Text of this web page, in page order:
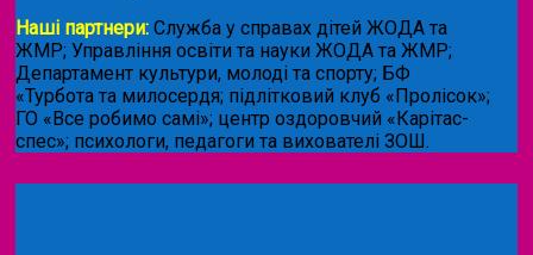
Наші партнери: Служба у справах дітей ЖОДА та
ЖМР; Управління освіти та науки ЖОДА та ЖМР;
Департамент культури, молоді та спорту; БФ
«Турбота та милосердя; підлітковий клуб «Пролісок»;
ГО «Все робимо самі»; центр оздоровчий «Карітас-
спес»; психологи, педагоги та вихователі ЗОШ.